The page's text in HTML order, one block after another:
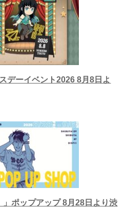
デーイベント2026 8月8日よ
ポップアップ 8月28日より渋